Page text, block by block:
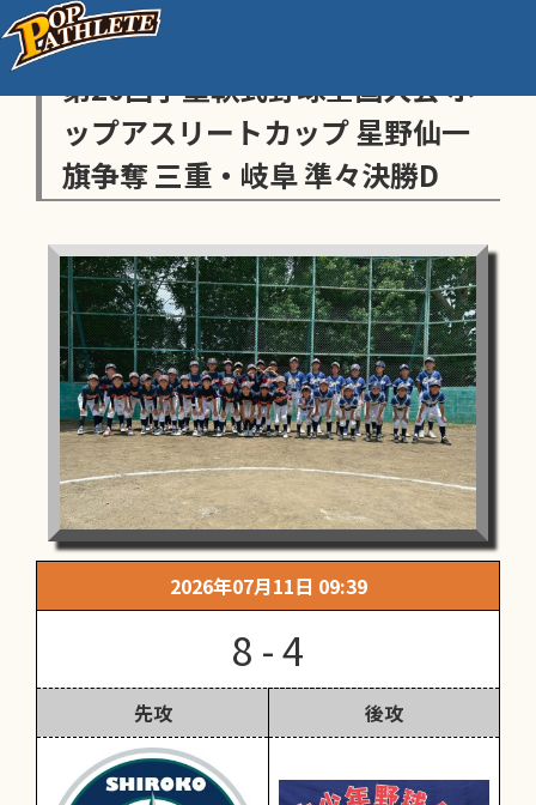
センス・トラストトーナメント
第20回学童軟式野球全国大会 ポ
ップアスリートカップ 星野仙一
旗争奪 三重・岐阜 準々決勝D
2026年07月11日 09:39
8 - 4
先攻 後攻